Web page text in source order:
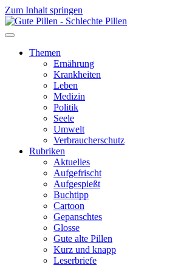
Zum Inhalt springen
Themen
Ernährung
Krankheiten
Leben
Medizin
Politik
Seele
Umwelt
Verbraucherschutz
Rubriken
Aktuelles
Aufgefrischt
Aufgespießt
Buchtipp
Cartoon
Gepanschtes
Glosse
Gute alte Pillen
Kurz und knapp
Leserbriefe